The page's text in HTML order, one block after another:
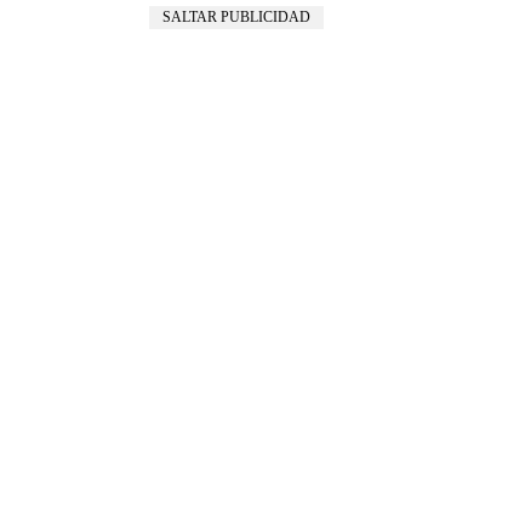
SALTAR PUBLICIDAD